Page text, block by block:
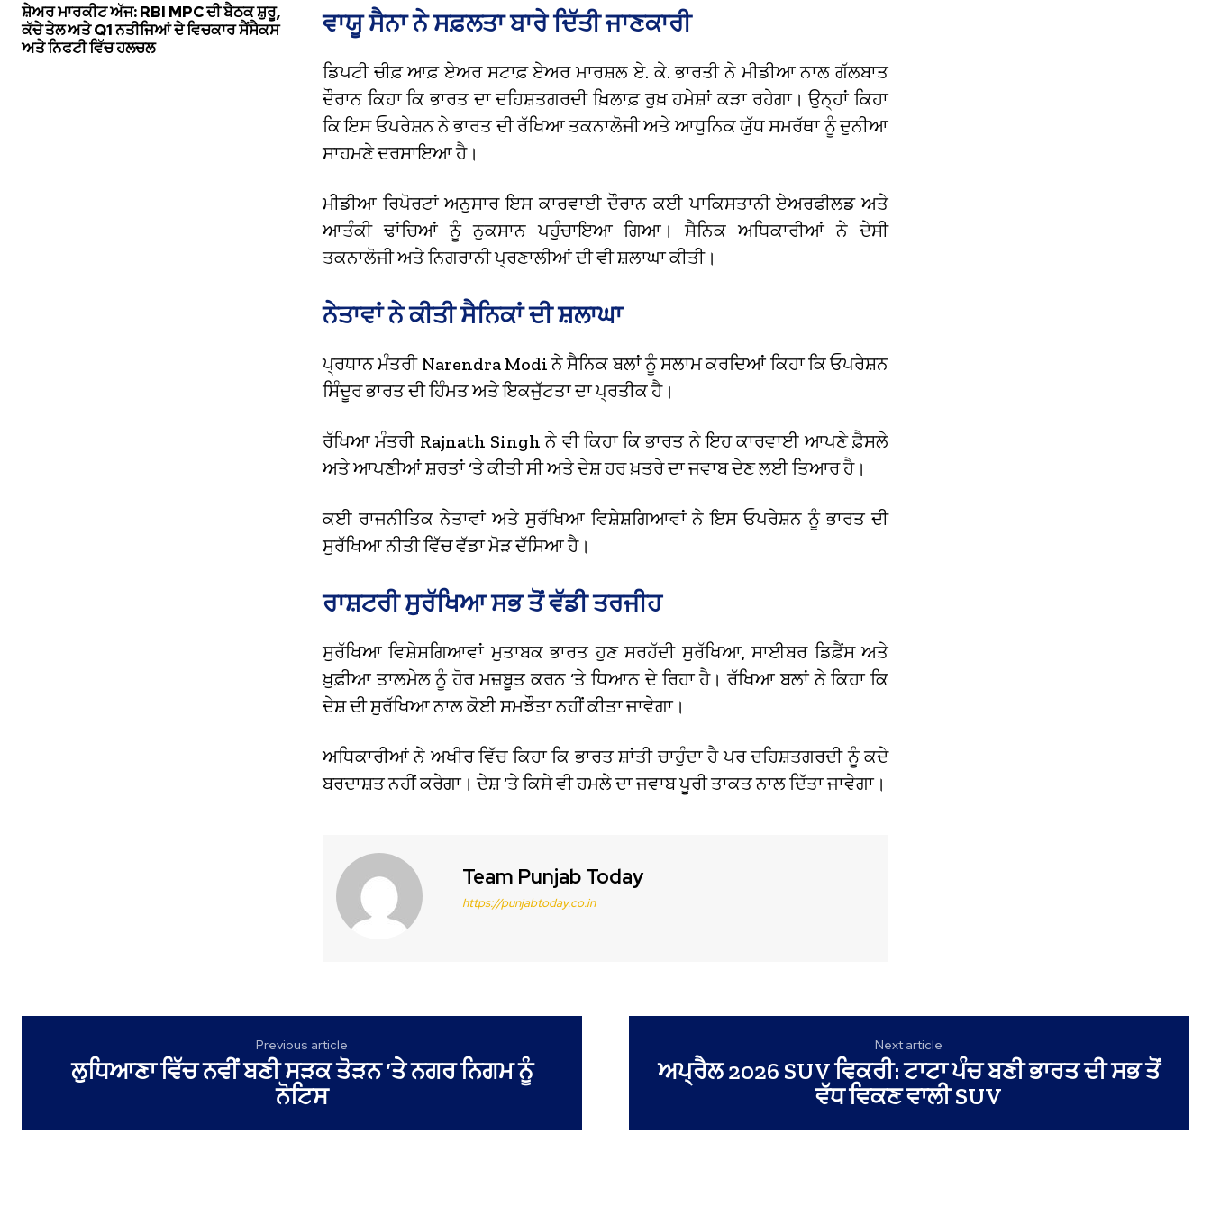
ਸ਼ੇਅਰ ਮਾਰਕੀਟ ਅੱਜ: RBI MPC ਦੀ ਬੈਠਕ ਸ਼ੁਰੂ,
ਕੱਚੇ ਤੇਲ ਅਤੇ Q1 ਨਤੀਜਿਆਂ ਦੇ ਵਿਚਕਾਰ ਸੈਂਸੈਕਸ
ਅਤੇ ਨਿਫਟੀ ਵਿੱਚ ਹਲਚਲ
ਵਾਯੂ ਸੈਨਾ ਨੇ ਸਫ਼ਲਤਾ ਬਾਰੇ ਦਿੱਤੀ ਜਾਣਕਾਰੀ
ਡਿਪਟੀ ਚੀਫ਼ ਆਫ਼ ਏਅਰ ਸਟਾਫ਼ ਏਅਰ ਮਾਰਸ਼ਲ ਏ. ਕੇ. ਭਾਰਤੀ ਨੇ ਮੀਡੀਆ ਨਾਲ ਗੱਲਬਾਤ
ਦੌਰਾਨ ਕਿਹਾ ਕਿ ਭਾਰਤ ਦਾ ਦਹਿਸ਼ਤਗਰਦੀ ਖ਼ਿਲਾਫ਼ ਰੁਖ਼ ਹਮੇਸ਼ਾਂ ਕੜਾ ਰਹੇਗਾ। ਉਨ੍ਹਾਂ ਕਿਹਾ
ਕਿ ਇਸ ਓਪਰੇਸ਼ਨ ਨੇ ਭਾਰਤ ਦੀ ਰੱਖਿਆ ਤਕਨਾਲੋਜੀ ਅਤੇ ਆਧੁਨਿਕ ਯੁੱਧ ਸਮਰੱਥਾ ਨੂੰ ਦੁਨੀਆ
ਸਾਹਮਣੇ ਦਰਸਾਇਆ ਹੈ।
ਮੀਡੀਆ ਰਿਪੋਰਟਾਂ ਅਨੁਸਾਰ ਇਸ ਕਾਰਵਾਈ ਦੌਰਾਨ ਕਈ ਪਾਕਿਸਤਾਨੀ ਏਅਰਫੀਲਡ ਅਤੇ
ਆਤੰਕੀ ਢਾਂਚਿਆਂ ਨੂੰ ਨੁਕਸਾਨ ਪਹੁੰਚਾਇਆ ਗਿਆ। ਸੈਨਿਕ ਅਧਿਕਾਰੀਆਂ ਨੇ ਦੇਸੀ
ਤਕਨਾਲੋਜੀ ਅਤੇ ਨਿਗਰਾਨੀ ਪ੍ਰਣਾਲੀਆਂ ਦੀ ਵੀ ਸ਼ਲਾਘਾ ਕੀਤੀ।
ਨੇਤਾਵਾਂ ਨੇ ਕੀਤੀ ਸੈਨਿਕਾਂ ਦੀ ਸ਼ਲਾਘਾ
ਪ੍ਰਧਾਨ ਮੰਤਰੀ Narendra Modi ਨੇ ਸੈਨਿਕ ਬਲਾਂ ਨੂੰ ਸਲਾਮ ਕਰਦਿਆਂ ਕਿਹਾ ਕਿ ਓਪਰੇਸ਼ਨ
ਸਿੰਦੂਰ ਭਾਰਤ ਦੀ ਹਿੰਮਤ ਅਤੇ ਇਕਜੁੱਟਤਾ ਦਾ ਪ੍ਰਤੀਕ ਹੈ।
ਰੱਖਿਆ ਮੰਤਰੀ Rajnath Singh ਨੇ ਵੀ ਕਿਹਾ ਕਿ ਭਾਰਤ ਨੇ ਇਹ ਕਾਰਵਾਈ ਆਪਣੇ ਫ਼ੈਸਲੇ
ਅਤੇ ਆਪਣੀਆਂ ਸ਼ਰਤਾਂ ‘ਤੇ ਕੀਤੀ ਸੀ ਅਤੇ ਦੇਸ਼ ਹਰ ਖ਼ਤਰੇ ਦਾ ਜਵਾਬ ਦੇਣ ਲਈ ਤਿਆਰ ਹੈ।
ਕਈ ਰਾਜਨੀਤਿਕ ਨੇਤਾਵਾਂ ਅਤੇ ਸੁਰੱਖਿਆ ਵਿਸ਼ੇਸ਼ਗਿਆਵਾਂ ਨੇ ਇਸ ਓਪਰੇਸ਼ਨ ਨੂੰ ਭਾਰਤ ਦੀ
ਸੁਰੱਖਿਆ ਨੀਤੀ ਵਿੱਚ ਵੱਡਾ ਮੋੜ ਦੱਸਿਆ ਹੈ।
ਰਾਸ਼ਟਰੀ ਸੁਰੱਖਿਆ ਸਭ ਤੋਂ ਵੱਡੀ ਤਰਜੀਹ
ਸੁਰੱਖਿਆ ਵਿਸ਼ੇਸ਼ਗਿਆਵਾਂ ਮੁਤਾਬਕ ਭਾਰਤ ਹੁਣ ਸਰਹੱਦੀ ਸੁਰੱਖਿਆ, ਸਾਈਬਰ ਡਿਫ਼ੈਂਸ ਅਤੇ
ਖ਼ੁਫ਼ੀਆ ਤਾਲਮੇਲ ਨੂੰ ਹੋਰ ਮਜ਼ਬੂਤ ਕਰਨ ‘ਤੇ ਧਿਆਨ ਦੇ ਰਿਹਾ ਹੈ। ਰੱਖਿਆ ਬਲਾਂ ਨੇ ਕਿਹਾ ਕਿ
ਦੇਸ਼ ਦੀ ਸੁਰੱਖਿਆ ਨਾਲ ਕੋਈ ਸਮਝੌਤਾ ਨਹੀਂ ਕੀਤਾ ਜਾਵੇਗਾ।
ਅਧਿਕਾਰੀਆਂ ਨੇ ਅਖੀਰ ਵਿੱਚ ਕਿਹਾ ਕਿ ਭਾਰਤ ਸ਼ਾਂਤੀ ਚਾਹੁੰਦਾ ਹੈ ਪਰ ਦਹਿਸ਼ਤਗਰਦੀ ਨੂੰ ਕਦੇ
ਬਰਦਾਸ਼ਤ ਨਹੀਂ ਕਰੇਗਾ। ਦੇਸ਼ ‘ਤੇ ਕਿਸੇ ਵੀ ਹਮਲੇ ਦਾ ਜਵਾਬ ਪੂਰੀ ਤਾਕਤ ਨਾਲ ਦਿੱਤਾ ਜਾਵੇਗਾ।
Team Punjab Today
https://punjabtoday.co.in
Previous article
ਲੁਧਿਆਣਾ ਵਿੱਚ ਨਵੀਂ ਬਣੀ ਸੜਕ ਤੋੜਨ ‘ਤੇ ਨਗਰ ਨਿਗਮ ਨੂੰ
ਨੋਟਿਸ
Next article
ਅਪ੍ਰੈਲ 2026 SUV ਵਿਕਰੀ: ਟਾਟਾ ਪੰਚ ਬਣੀ ਭਾਰਤ ਦੀ ਸਭ ਤੋਂ
ਵੱਧ ਵਿਕਣ ਵਾਲੀ SUV